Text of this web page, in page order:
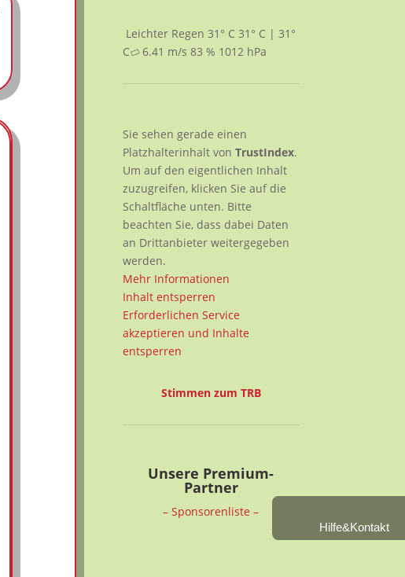
Leichter Regen 31° C 31° C | 31°
C
6.41 m/s 83% 1012 hPa
Sie sehen gerade einen
Platzhalterinhalt vonTrustIndex.
Um auf den eigentlichen Inhalt
zuzugreifen, klicken Sie auf die
Schaltfläche unten. Bitte
beachten Sie, dass dabei Daten
an Drittanbieter weitergegeben
werden.
Mehr Informationen
Inhalt entsperren
Erforderlichen Service
akzeptieren und Inhalte
entsperren
Stimmen zum TRB
Unsere Premium-
Partner
– Sponsorenliste –
Hilfe&Kontakt